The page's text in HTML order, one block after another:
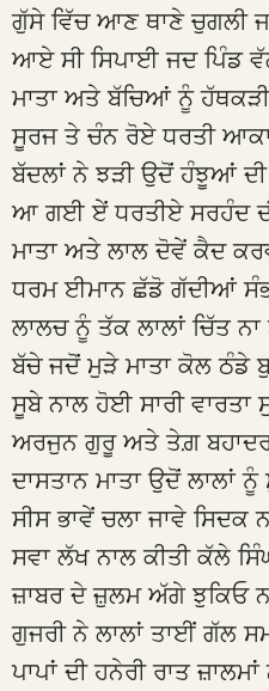
ਗੁੱਸੇ ਵਿੱਚ ਆਣ ਥਾਣੇ ਚੁਗਲੀ
ਆਏ ਸੀ ਸਿਪਾਈ ਜਦ ਪਿੰਡ
ਮਾਤਾ ਅਤੇ ਬੱਚਿਆਂ ਨੂੰ
ਸੂਰਜ ਤੇ ਚੰਨ ਰੋਏ ਧਰਤੀ
ਬੱਦਲਾਂ ਨੇ ਝੜੀ ਉਦੋਂ ਹੰਝੂਆਂ
ਆ ਗਈ ਏਂ ਧਰਤੀਏ ਸਰਹੰਦ
ਮਾਤਾ ਅਤੇ ਲਾਲ ਦੋਵੇਂ ਕੈਦ
ਧਰਮ ਈਮਾਨ ਛੱਡੋ ਗੱਦੀਆਂ
ਲਾਲਚ ਨੂੰ ਤੱਕ ਲਾਲਾਂ ਚਿੱਤ ਨਾ
ਬੱਚੇ ਜਦੋਂ ਮੁੜੇ ਮਾਤਾ ਕੋਲ ਠੰਡੇ
ਸੂਬੇ ਨਾਲ ਹੋਈ ਸਾਰੀ ਵਾਰਤਾ
ਅਰਜੁਨ ਗੁਰੂ ਅਤੇ ਤੇਗ਼ ਬਹਾਦਰ
ਦਾਸਤਾਨ ਮਾਤਾ ਉਦੋਂ ਲਾਲਾਂ
ਸੀਸ ਭਾਵੇਂ ਚਲਾ ਜਾਵੇ ਸਿਦਕ
ਸਵਾ ਲੱਖ ਨਾਲ ਕੀਤੀ ਕੱਲੇ
ਜ਼ਾਬਰ ਦੇ ਜ਼ੁਲਮ ਅੱਗੇ ਝੁਕਿਓ
ਗੁਜਰੀ ਨੇ ਲਾਲਾਂ ਤਾਈਂ ਗੱਲ
ਪਾਪਾਂ ਦੀ ਹਨੇਰੀ ਰਾਤ